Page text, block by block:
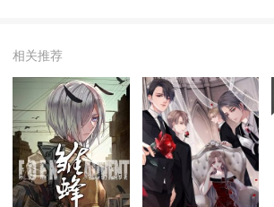
相关推荐